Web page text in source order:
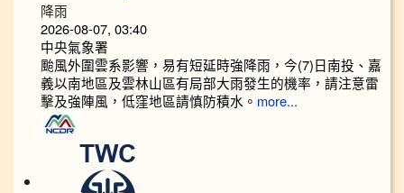
降雨
2026-08-07, 03:40
中央氣象署
颱風外圍雲系影響，易有短延時強降雨，今(7)日南投、嘉
義以南地區及雲林山區有局部大雨發生的機率，請注意雷
擊及強陣風，低窪地區請慎防積水。 more...